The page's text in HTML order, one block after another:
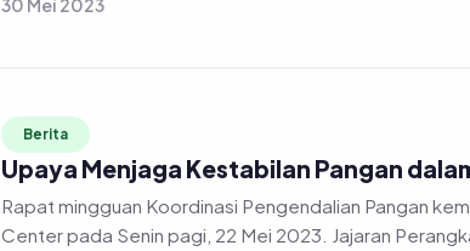
30 Mei 2023
Berita
Upaya Menjaga Kestabilan Pangan
Rapat mingguan Koordinasi Pengendalian Pangan kembali diselenggarakan secara daring di gedung
Center pada Senin pagi, 22 Mei 2023. Jajaran